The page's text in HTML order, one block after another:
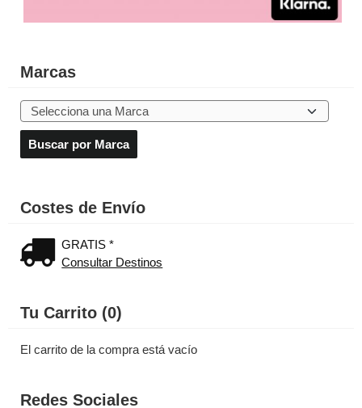
Marcas
Costes de Envío
GRATIS *
Consultar Destinos
Tu Carrito (0)
El carrito de la compra está vacío
Redes Sociales